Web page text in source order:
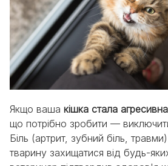
Якщо ваша кішка стала агресивна
що потрібно зробити —
Біль (артрит, зубний біль,
тварину захищатися від будь-